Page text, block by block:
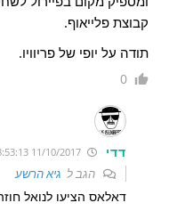
קבוצת פלייאוף.
תודה על יופי של פריוויו.
0
דדי
הגב ל גיא הרשע
דאלאס הציעו לנואל